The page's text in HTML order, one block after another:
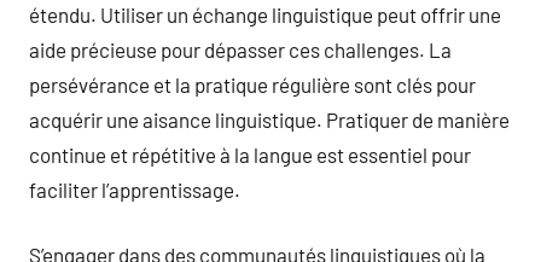
étendu. Utiliser un échange linguistique peut offrir une
aide précieuse pour dépasser ces challenges. La
persévérance et la pratique régulière sont clés pour
acquérir une aisance linguistique. Pratiquer de manière
continue et répétitive à la langue est essentiel pour
faciliter l’apprentissage.
S’engager dans des communautés linguistiques où la